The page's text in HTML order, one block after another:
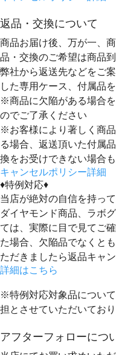
返品・交換について
商品お届け後、万が一、
品・交換のご希望は商品
弊社から返送先などをご
した専用ケース、付属品
※商品に欠陥がある場合
のでご了承ください
※お客様により著しく商
る場合、返送頂いた付属
換をお受けできない場合も
キャンセルポリシー詳細
♦特例対応♦
当店が絶対の自信を持っ
ダイヤモンド商品、ラボ
ては、実際に目で見てご
た場合、欠陥品でなくとも
ただきましたら返品キャ
詳細はこちら
※特例対応対象品につい
担とさせていただいてお
アフターフォローにつ